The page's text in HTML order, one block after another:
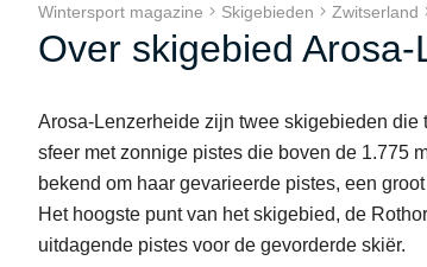
Wintersport magazine Skigebieden Zwitserland
Over skigebied
Arosa-Lenzerheide zijn twee skigebieden
sfeer met zonnige pistes die boven de 1.775
bekend om haar gevarieerde pistes, een
Het hoogste punt van het skigebied, de
uitdagende pistes voor de gevorderde skiër.